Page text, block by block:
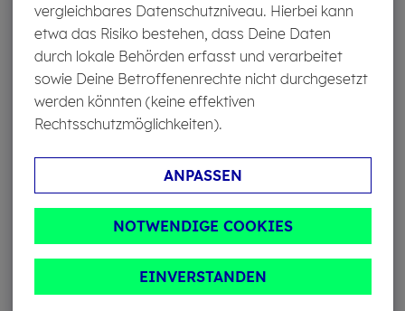
vergleichbares Datenschutzniveau. Hierbei kann
etwa das Risiko bestehen, dass Deine Daten
durch lokale Behörden erfasst und verarbeitet
sowie Deine Betroffenenrechte nicht durchgesetzt
werden könnten (keine effektiven
Rechtsschutzmöglichkeiten).
ANPASSEN
NOTWENDIGE COOKIES
EINVERSTANDEN
DieZahnzusatzversicherungbietet eine100%
Kostenübernahme– ohne Wartezeit bei Wechsel in den
nächsthöheren Tarif – für alle versicherten Leistungen.
Die 100 % Kostenübernahme gilt solange, bis die
jährliche Erstattungssumme Deines Tarifs aufgebraucht
ist. Die maximale Höhe der jährlichen Erstattung beginnt
Betrag gewählt werden.
Leistungsbeispiel:
Nach 3 Jahren im ZAHNFLEX L Tarif wechselt Du in